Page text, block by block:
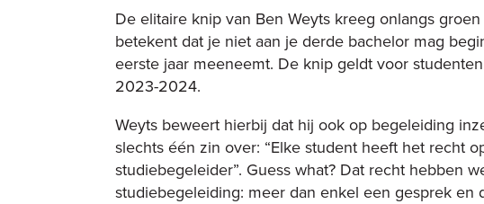
De elitaire knip van Ben Weyts kreeg onlangs
betekent dat je niet aan je derde bachelor mag
eerste jaar meeneemt. De knip geldt voor
2023-2024.
Weyts beweert hierbij dat hij ook op begeleiding
slechts één zin over: “Elke student heeft het recht
studiebegeleider”. Guess what? Dat recht hebben
studiebegeleiding: meer dan enkel een gesprek en